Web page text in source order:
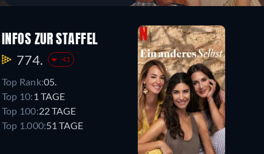
INFOS ZUR STAFFEL
774. -41
Top Rank:05.
Top 10: 1 TAGE
Top 100:22 TAGE
Top 1.000:51 TAGE